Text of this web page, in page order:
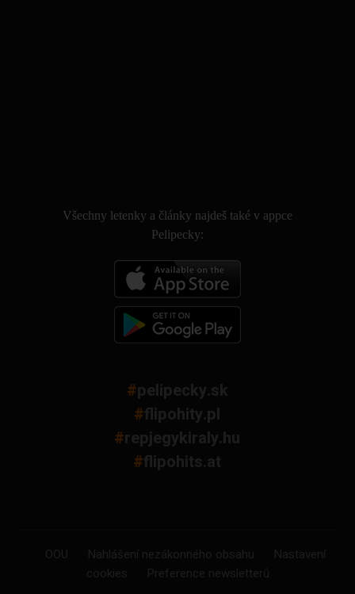
Všechny letenky a články najdeš také v appce
Pelipecky:
#pelipecky.sk
#flipohity.pl
#repjegykiraly.hu
#flipohits.at
OOU Nahlášení nezákonného obsahu
Nastavení
cookies
Preference newsletterů